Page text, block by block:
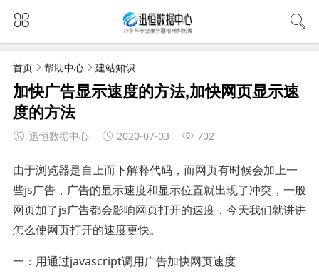
首页 帮助中心 建站知识
加快广告显示速度的方法,加快网页显示速
度的方法
迅恒数据中心 2020-07-03 702
由于浏览器是自上而下解释代码，而网页有时候会加上一
些js广告，广告的显示速度和显示位置就出现了冲突，一般
网页加了js广告都会影响网页打开的速度，今天我们就讲讲
怎么使网页打开的速度更快。
一：用通过javascript调用广告加快网页速度